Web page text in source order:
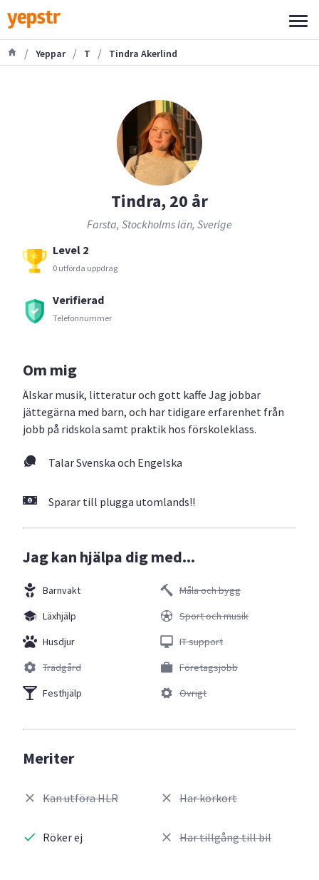
/ Yeppar / T / Tindra Akerlind
Tindra, 20 år
Farsta, Stockholms län, Sverige
Level 2
0 utförda uppdrag
Verifierad
Telefonnummer
Om mig
Älskar musik, litteratur och gott kaffe Jag jobbar
jättegärna med barn, och har tidigare erfarenhet från
jobb på ridskola samt praktik hos förskoleklass.
Talar Svenska och Engelska
Sparar till plugga utomlands!!
Jag kan hjälpa dig med...
Barnvakt
Läxhjälp
Husdjur
Trädgård
Festhjälp
Måla och bygg
Sport och musik
IT support
Företagsjobb
Övrigt
Meriter
Kan utföra HLR
Röker ej
Har körkort
Har tillgång till bil